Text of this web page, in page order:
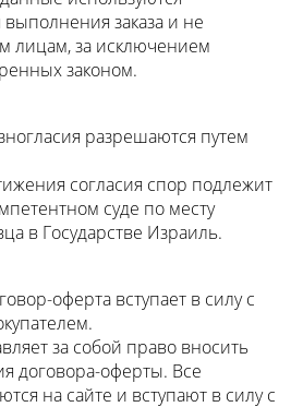
заказа и не
лицам, за исключением
законом.
разрешаются путем
согласия спор подлежит
суде по месту
в Государстве Израиль.
оферта вступает в силу с
за собой право вносить
договора-оферты. Все
на сайте и вступают в силу с